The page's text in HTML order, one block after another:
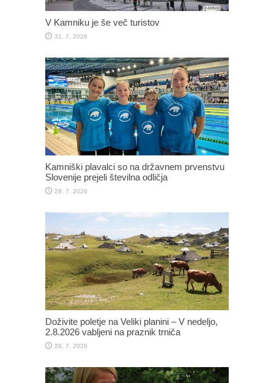
V Kamniku je še več turistov
31. 7. 2026
Kamniški plavalci so na državnem prvenstvu
Slovenije prejeli številna odličja
29. 7. 2026
Doživite poletje na Veliki planini – V nedeljo,
2.8.2026 vabljeni na praznik trniča
28. 7. 2026